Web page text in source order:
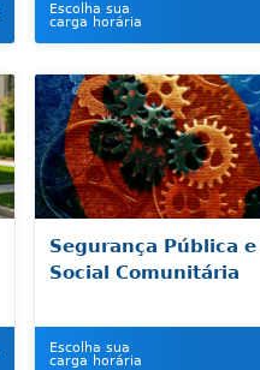
Escolha sua
carga horária
Segurança Pública
Social Comunitária
Escolha sua
carga horária